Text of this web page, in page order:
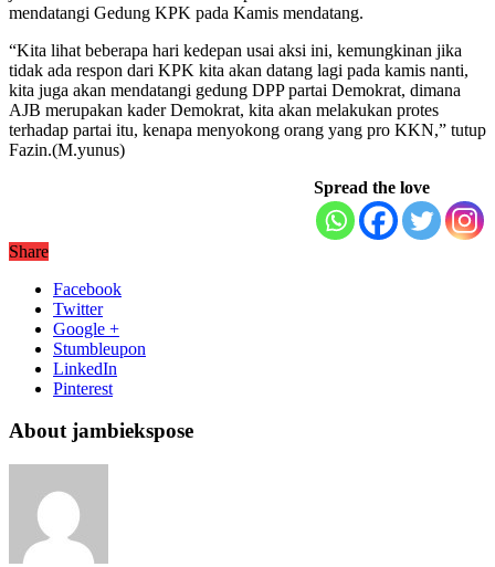
mendatangi Gedung KPK pada Kamis mendatang.
“Kita lihat beberapa hari kedepan usai aksi ini, kemungkinan jika
tidak ada respon dari KPK kita akan datang lagi pada kamis nanti,
kita juga akan mendatangi gedung DPP partai Demokrat, dimana
AJB merupakan kader Demokrat, kita akan melakukan protes
terhadap partai itu, kenapa menyokong orang yang pro KKN,” tutup
Fazin.(M.yunus)
Spread the love
Share
Facebook
Twitter
Google +
Stumbleupon
LinkedIn
Pinterest
About jambiekspose